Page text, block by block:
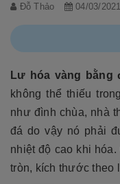
Đỗ Thảo 04/03/2021
Lư hóa vàng bằng
không thể thiếu
như đình chùa, nhà
đá do vậy nó phải
nhiệt độ cao khi
tròn, kích thước theo